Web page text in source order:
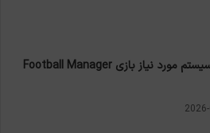
حداقل سیستم مورد نیاز بازی Football Manager